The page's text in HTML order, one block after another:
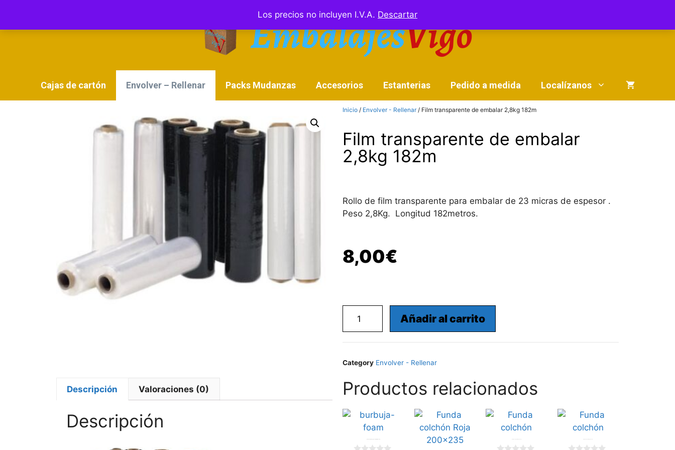
Los precios no incluyen I.V.A. Descartar
Cajas de cartón Envolver – Rellenar Packs Mudanzas Accesorios Estanterias Pedido a medida Localízanos
Inicio / Envolver - Rellenar/ Film transparente de embalar 2,8kg 182m
Film transparente de embalar
2,8kg 182m
Rollo de film transparente para embalar de 23 micras de espesor .
Peso 2,8Kg. Longitud 182metros.
8,00€
Añadir al carrito
Category Envolver - Rellenar
Descripción Valoraciones (0)
Descripción
Productos relacionados